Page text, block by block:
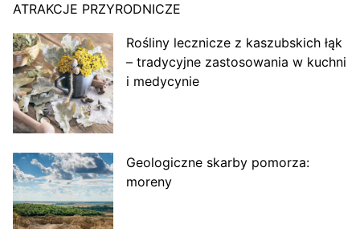
ATRAKCJE PRZYRODNICZE
Rośliny lecznicze z kaszubskich łąk
– tradycyjne zastosowania w kuchni
i medycynie
Geologiczne skarby pomorza:
moreny